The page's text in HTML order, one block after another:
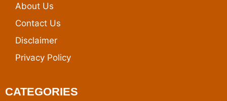
About Us
Contact Us
Disclaimer
Privacy Policy
CATEGORIES